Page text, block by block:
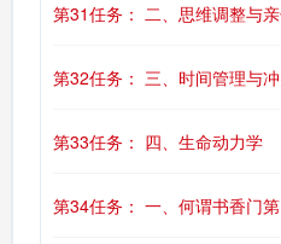
第31任务： 二、思维调整与
第32任务： 三、时间管理与
第33任务： 四、生命动力学
第34任务： 一、何谓书香门第